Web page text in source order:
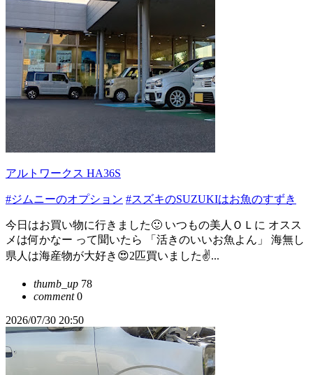
アルトワークス HA36S
#ジムニーのオプション #スズキのSUZUKIはお魚のすずき
今日はお買い物に行きました🙂 いつもの美人ＯＬに オスス
メは何かなー って聞いたら 「活きのいいお魚よん」 海無し
県人は海産物が大好き😍2匹買いました✌️...
thumb_up 78
comment0
2026/07/30 20:50